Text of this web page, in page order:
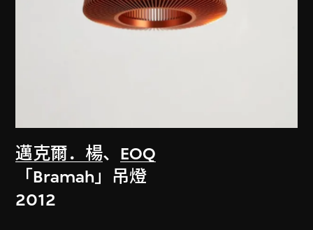
邁克爾．楊、 EOQ
「Bramah」吊燈
2012